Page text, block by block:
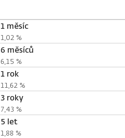
1 měsíc
1,02 %
6 měsíců
6,15 %
1 rok
11,62 %
3 roky
7,43 %
5 let
1,88 %